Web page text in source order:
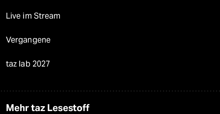
Live im Stream
Vergangene
taz lab 2027
Mehr taz Lesestoff